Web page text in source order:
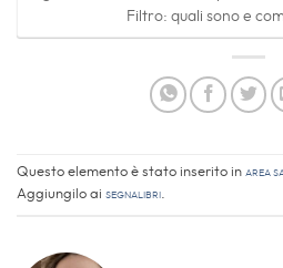
Filtro: quali sono e
Questo elemento è stato inserito in Area
Aggiungilo ai segnalibri.